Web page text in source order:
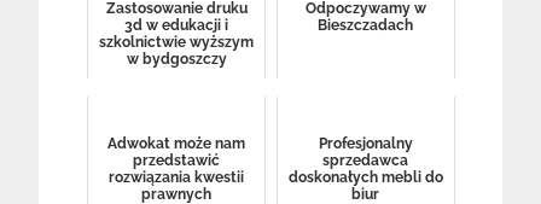
Zastosowanie druku
3d w edukacji i
szkolnictwie wyższym
w bydgoszczy
Odpoczywamy w
Bieszczadach
Adwokat może nam
przedstawić
rozwiązania kwestii
prawnych
Profesjonalny
sprzedawca
doskonałych mebli do
biur